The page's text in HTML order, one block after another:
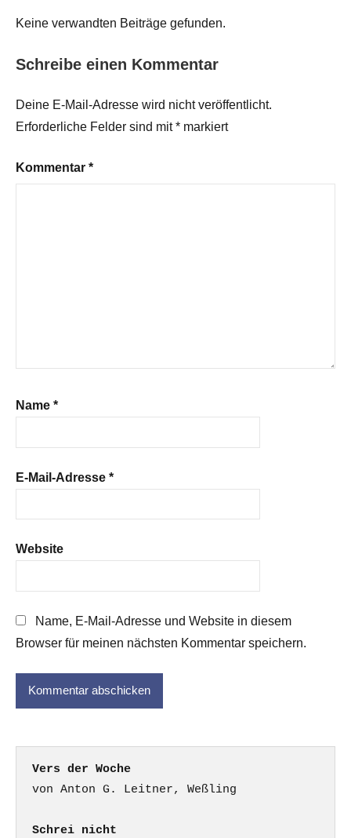
Keine verwandten Beiträge gefunden.
Schreibe einen Kommentar
Deine E-Mail-Adresse wird nicht veröffentlicht.
Erforderliche Felder sind mit* markiert
Kommentar *
Name *
E-Mail-Adresse *
Website
Name, E-Mail-Adresse und Website in diesem
Browser für meinen nächsten Kommentar speichern.
Vers der Woche
Schrei nicht